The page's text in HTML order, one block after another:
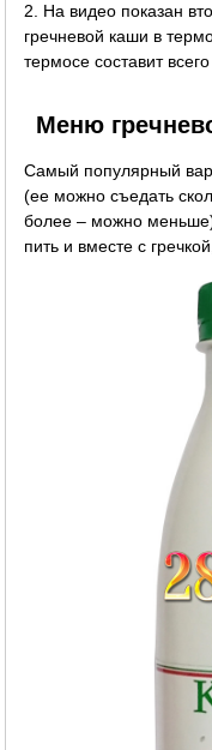
2. На видео показан
гречневой каши в
термосе составит
Меню
Самый популярный
(ее можно съедать
более – можно
пить и вместе с